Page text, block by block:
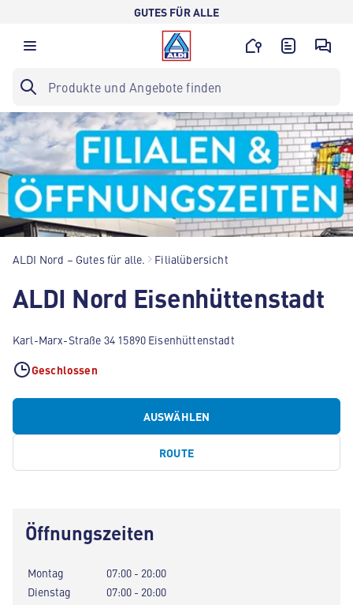
GUTES FÜR ALLE
ALDI Nord – Gutes für alle. Filialübersicht
ALDI Nord Eisenhüttenstadt
Karl-Marx-Straße 34 15890 Eisenhüttenstadt
Geschlossen
AUSWÄHLEN
ROUTE
Öffnungszeiten
Montag
07:00 - 20:00
Dienstag
07:00 - 20:00